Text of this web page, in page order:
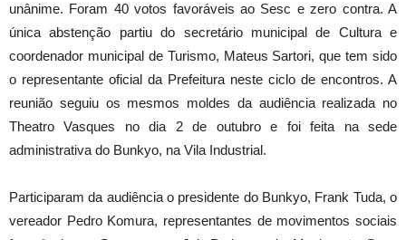
unânime. Foram 40 votos favoráveis ao Sesc e zero contra. A
única abstenção partiu do secretário municipal de Cultura e
coordenador municipal de Turismo, Mateus Sartori, que tem sido
o representante oficial da Prefeitura neste ciclo de encontros. A
reunião seguiu os mesmos moldes da audiência realizada no
Theatro Vasques no dia 2 de outubro e foi feita na sede
administrativa do Bunkyo, na Vila Industrial.
Participaram da audiência o presidente do Bunkyo, Frank Tuda, o
vereador Pedro Komura, representantes de movimentos sociais